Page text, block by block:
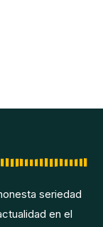
seriedad
en el